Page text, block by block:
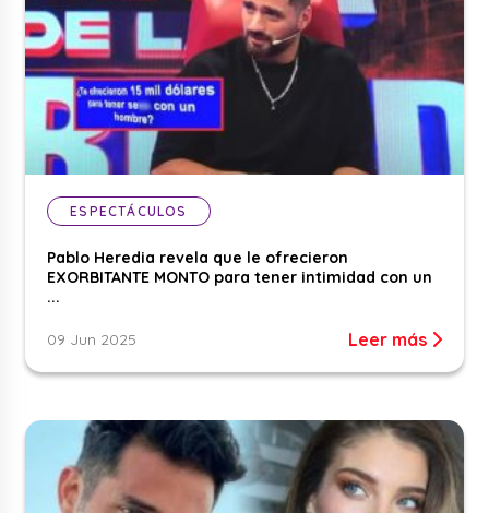
ESPECTÁCULOS
Pablo Heredia revela que le ofrecieron
EXORBITANTE MONTO para tener intimidad con un
...
09 Jun 2025 Leer más